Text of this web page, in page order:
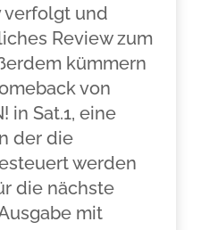
verfolgt und
Review zum
kümmern
von
in Sat.1, eine
der die
werden
die nächste
mit